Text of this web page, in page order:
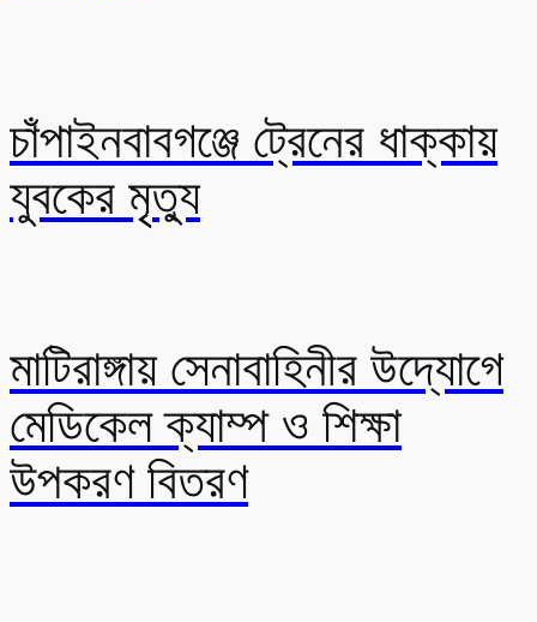
চাঁপাইনবাবগঞ্জে ট্রেনের ধাক্কায়
যুবকের মৃত্যু
মাটিরাঙ্গায় সেনাবাহিনীর উদ্যোগে
মেডিকেল ক্যাম্প ও শিক্ষা
উপকরণ বিতরণ